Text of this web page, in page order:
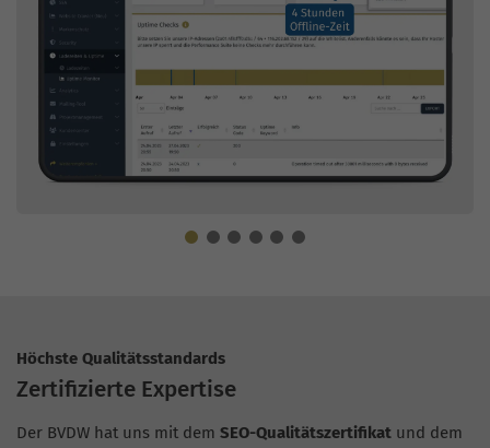
Höchste Qualitätsstandards
Zertifizierte Expertise
Der BVDW hat uns mit dem SEO-Qualitätszertifikat und dem